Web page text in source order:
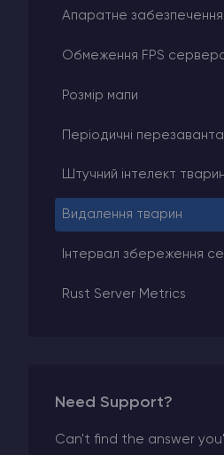
Апаратне
Обмеження FPS
Розмір мапи
Періодичні
Штучний інтелект тварин
Видалення тварин
Інтервал збереження
Rust Server Metrics
Need Support?
Can't find the answer